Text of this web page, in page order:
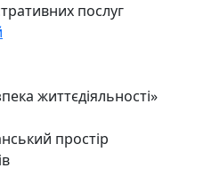
послуг
життєдіяльності»
простір